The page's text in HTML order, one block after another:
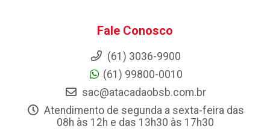
Fale Conosco
(61) 3036-9900
(61) 99800-0010
sac@atacadaobsb.com.br
Atendimento de segunda a sexta-feira das
08h às 12h e das 13h30 às 17h30